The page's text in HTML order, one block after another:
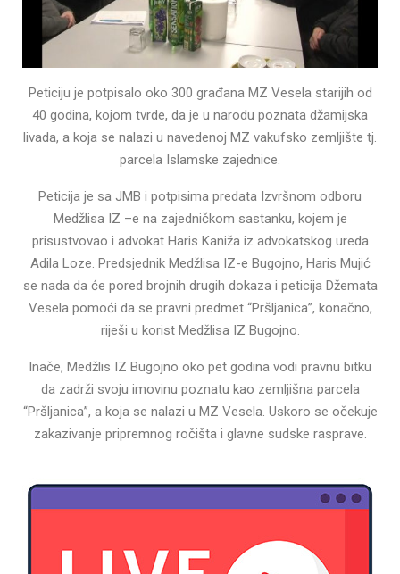
Peticiju je potpisalo oko 300 građana MZ Vesela starijih od
40 godina, kojom tvrde, da je u narodu poznata džamijska
livada, a koja se nalazi u navedenoj MZ vakufsko zemljište tj.
parcela Islamske zajednice.
Peticija je sa JMB i potpisima predata Izvršnom odboru
Medžlisa IZ –e na zajedničkom sastanku, kojem je
prisustvovao i advokat Haris Kaniža iz advokatskog ureda
Adila Loze. Predsjednik Medžlisa IZ-e Bugojno, Haris Mujić
se nada da će pored brojnih drugih dokaza i peticija Džemata
Vesela pomoći da se pravni predmet “Pršljanica”, konačno,
riješi u korist Medžlisa IZ Bugojno.
Inače, Medžlis IZ Bugojno oko pet godina vodi pravnu bitku
da zadrži svoju imovinu poznatu kao zemljišna parcela
“Pršljanica”, a koja se nalazi u MZ Vesela. Uskoro se očekuje
zakazivanje pripremnog ročišta i glavne sudske rasprave.